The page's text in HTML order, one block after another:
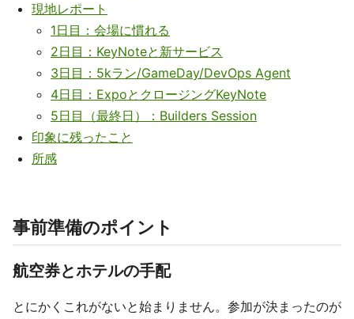
現地レポート
1日目：会場に慣れる
2日目：KeyNoteと新サービス
3日目：5kラン/GameDay/DevOps Agent
4日目：ExpoとクロージングKeyNote
5日目（最終日）：Builders Session
印象に残ったこと
所感
事前準備のポイント
航空券とホテルの手配
とにかくこれがないと始まりません。参加が決まったのが